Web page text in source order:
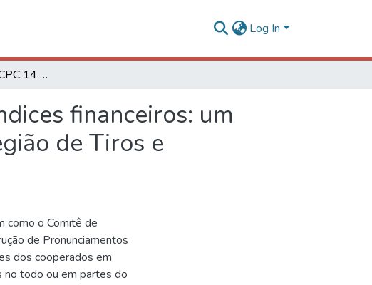
Log In
Aplicabilidade da ICPC 14 e seus efeitos nos índices financeiros: um estudo de caso na cooperativa de crédito da região de Tiros e Matutina/MG – SICOOB creditiros
financeiros: um
de Tiros e
como o Comitê de
de Pronunciamentos
dos cooperados em
no todo ou em partes do